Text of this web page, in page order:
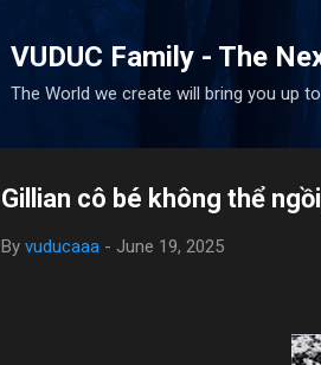
VUDUC Family - The
The World we create will bring you up
Gillian cô bé không thể
By vuducaaa - June 19, 2025